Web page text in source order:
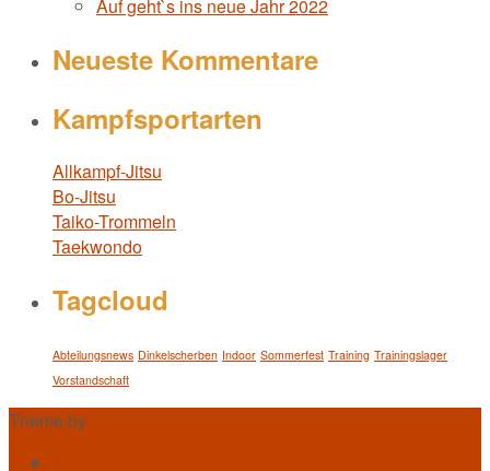
Auf geht`s ins neue Jahr 2022
Neueste Kommentare
Kampfsportarten
Allkampf-Jitsu
Bo-Jitsu
Taiko-Trommeln
Taekwondo
Tagcloud
Abteilungsnews Dinkelscherben Indoor Sommerfest Training Trainingslager
Vorstandschaft
Theme by